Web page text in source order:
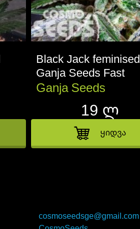
Black Jack feminised
Ganja Seeds Fast
Version
Ganja Seeds
19 ლ
ყიდვა
cosmoseedsge@gmail.com